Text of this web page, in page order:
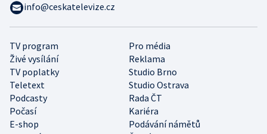
TV program
Pro média
Živé vysílání
Reklama
TV poplatky
Studio Brno
Teletext
Studio Ostrava
Podcasty
Rada ČT
Počasí
Kariéra
E-shop
Podávání námětů
info@ceskatelevize.cz